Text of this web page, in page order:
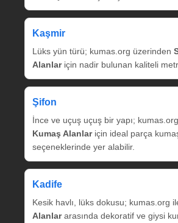
Kaşmir
Lüks yün türü; kumas.org üzerinden
Alanlariçin nadir bulunan kaliteli
Şifon
İnce ve uçuş uçuş bir yapı;
Kumaş Alanlariçin ideal parça
seçeneklerinde yer alabilir.
Kadife
Kesik havlı, lüks dokusu; kumas.org
Alanlararasında dekoratif ve giysi